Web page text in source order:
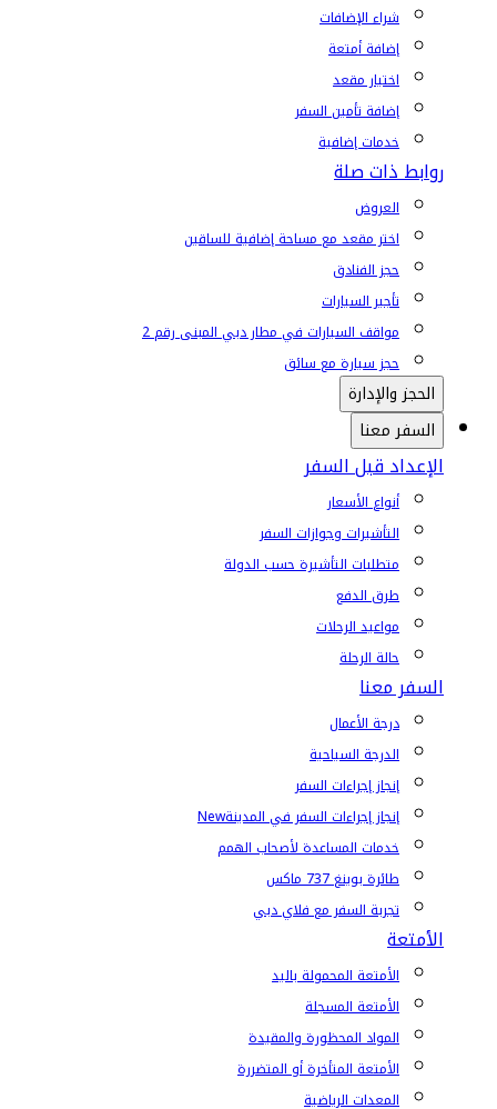
شراء الإضافات
إضافة أمتعة
اختيار مقعد
إضافة تأمين السفر
خدمات إضافية
روابط ذات صلة
العروض
اختر مقعد مع مساحة إضافية للساقين
حجز الفنادق
تأجير السيارات
مواقف السيارات في مطار دبي المبنى رقم 2
حجز سيارة مع سائق
الحجز والإدارة
السفر معنا
الإعداد قبل السفر
أنواع الأسعار
التأشيرات وجوازات السفر
متطلبات التأشيرة حسب الدولة
طرق الدفع
مواعيد الرحلات
حالة الرحلة
السفر معنا
درجة الأعمال
الدرجة السياحية
إنجاز إجراءات السفر
إنجاز إجراءات السفر في المدينةNew
خدمات المساعدة لأصحاب الهمم
طائرة بوينغ 737 ماكس
تجربة السفر مع فلاي دبي
الأمتعة
الأمتعة المحمولة باليد
الأمتعة المسجلة
المواد المحظورة والمقيدة
الأمتعة المتأخرة أو المتضررة
المعدات الرياضية